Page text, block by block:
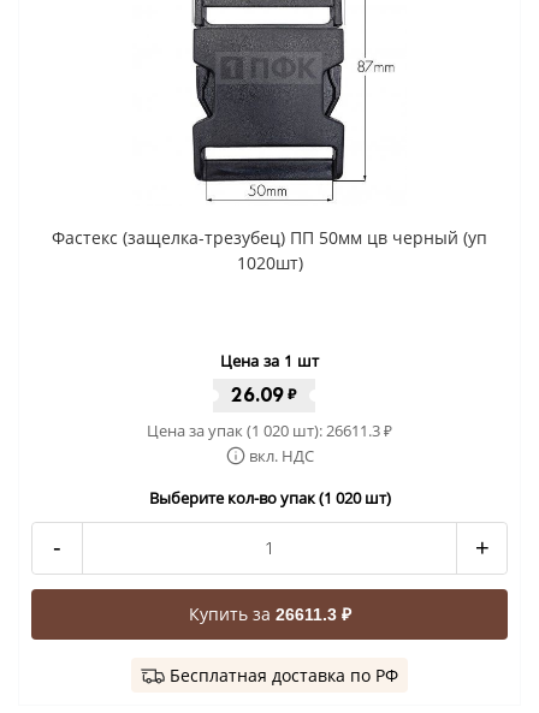
Фастекс (защелка-трезубец) ПП 50мм цв черный (уп
1020шт)
Цена за 1 шт
26.09 ₽
Цена за упак (1 020 шт): 26611.3₽
вкл. НДС
Выберите кол-во упак (1 020 шт)
- +
Купить за 26611.3 ₽
Бесплатная доставка по РФ